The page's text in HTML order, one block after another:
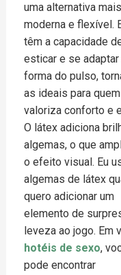
uma alternativa mais
moderna e flexível.
têm a capacidade
esticar e se adaptar
forma do pulso,
as ideais para quem
valoriza conforto e
O látex adiciona
algemas, o que
o efeito visual. Eu
algemas de látex
quero adicionar um
elemento de
leveza ao jogo. Em
hotéis de sexo,
pode encontrar